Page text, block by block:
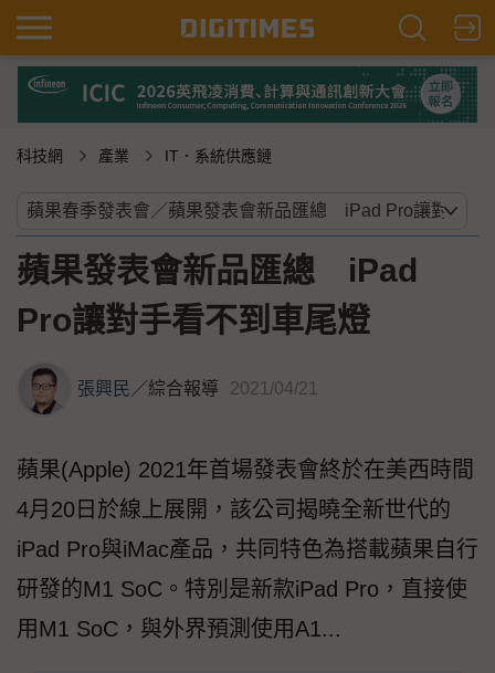
科技網 產業 IT．系統供應鏈
蘋果發表會新品匯總 iPad
Pro讓對手看不到車尾燈
張興民／綜合報導 2021/04/21
蘋果(Apple) 2021年首場發表會終於在美西時間
4月20日於線上展開，該公司揭曉全新世代的
iPad Pro與iMac產品，共同特色為搭載蘋果自行
研發的M1 SoC。特別是新款iPad Pro，直接使
用M1 SoC，與外界預測使用A1...